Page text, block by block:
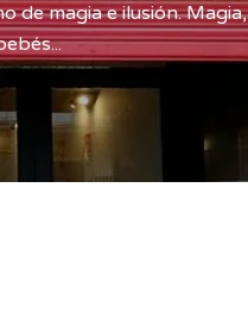
de magia e ilusión. Magia,